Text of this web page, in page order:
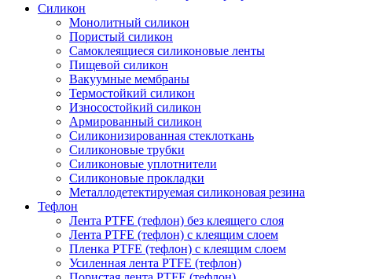
Силикон
Монолитный силикон
Пористый силикон
Самоклеящиеся силиконовые ленты
Пищевой силикон
Вакуумные мембраны
Термостойкий силикон
Износостойкий силикон
Армированный силикон
Силиконизированная стеклоткань
Силиконовые трубки
Силиконовые уплотнители
Силиконовые прокладки
Металлодетектируемая силиконовая резина
Тефлон
Лента PTFE (тефлон) без клеящего слоя
Лента PTFE (тефлон) с клеящим слоем
Пленка PTFE (тефлон) с клеящим слоем
Усиленная лента PTFE (тефлон)